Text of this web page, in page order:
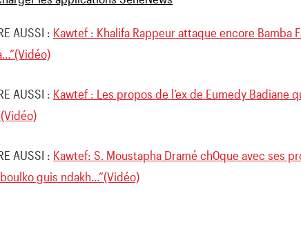
AUSSI : Kawtef : Khalifa Rappeur attaque encore Bamba
AUSSI : Kawtef : Les propos de l’ex de Eumedy Badiane
AUSSI : Kawtef: S. Moustapha Dramé ch0que avec ses
guis ndakh…”(Vidéo)